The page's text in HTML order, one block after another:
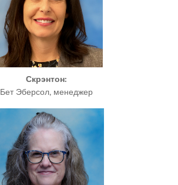
Скрэнтон:
Бет Эберсол, менеджер